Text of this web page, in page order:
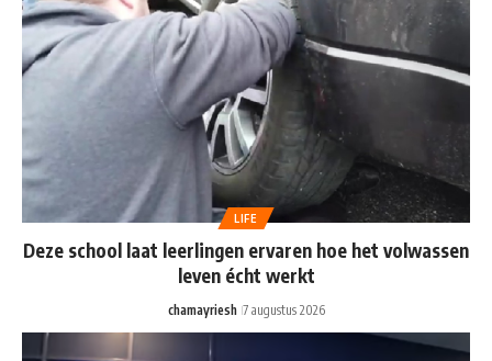
LIFE
Deze school laat leerlingen ervaren hoe het volwassen
leven écht werkt
chamayriesh 7 augustus 2026